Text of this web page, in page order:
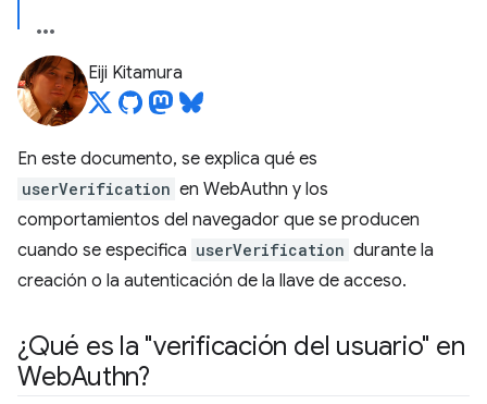
Eiji Kitamura
En este documento, se explica qué es
userVerification en WebAuthn y los
comportamientos del navegador que se producen
cuando se especifica userVerification durante la
creación o la autenticación de la llave de acceso.
¿Qué es la "verificación del usuario" en
WebAuthn?